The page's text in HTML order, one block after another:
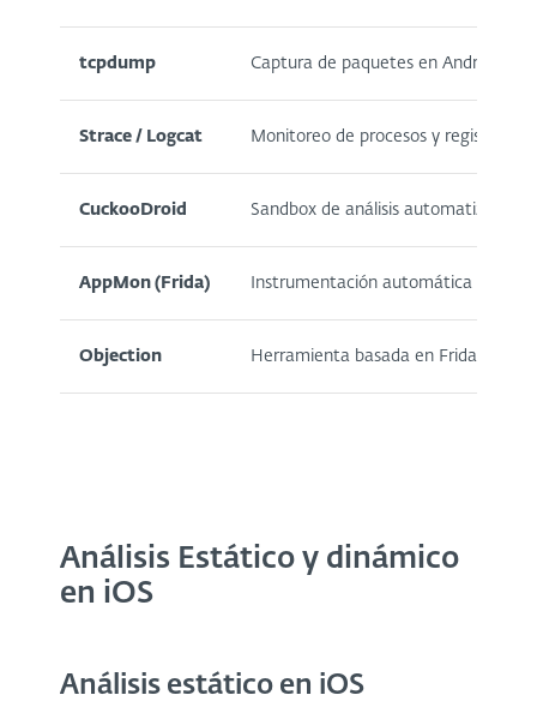
tcpdump Captura de paquetes en Android
Strace / Logcat Monitoreo de procesos y registros
CuckooDroid Sandbox de análisis automatizado
AppMon (Frida) Instrumentación automática de
Objection Herramienta basada en Frida para
Análisis Estático y dinámico
en iOS
Análisis estático en iOS